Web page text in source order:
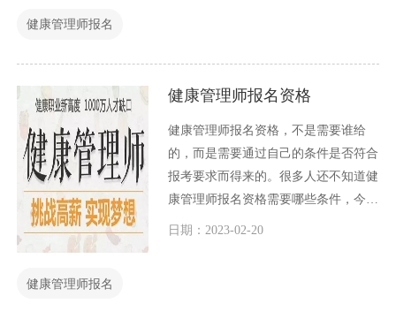
健康管理师报名
健康管理师报名资格
健康管理师报名资格，不是需要谁给
的，而是需要通过自己的条件是否符合
报考要求而得来的。很多人还不知道健
康管理师报名资格需要哪些条件，今天
小编就给大家详细介绍一下关于健康管
日期：2023-02-20
健康管理师报名